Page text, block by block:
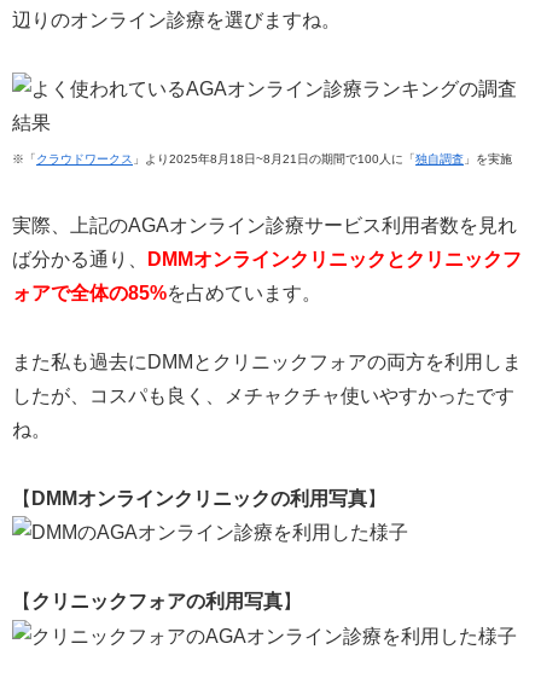
辺りのオンライン診療を選びますね。
※「クラウドワークス 」より2025年8月18日~8月21日の期間で100人に「独自調査 」を実施
実際、上記のAGAオンライン診療サービス利用者数を見れ
ば分かる通り、
DMMオンラインクリニックとクリニックフ
ォアで全体の85%を占めています。
また私も過去にDMMとクリニックフォアの両方を利用しま
したが、コスパも良く、メチャクチャ使いやすかったです
ね。
【 DMMオンラインクリニックの利用写真】
【 クリニックフォアの利用写真】